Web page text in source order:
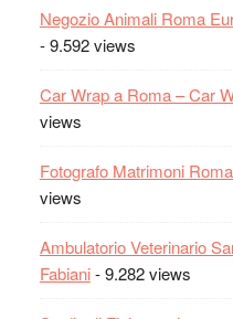
Negozio Animali Roma
- 9.592 views
Car Wrap a Roma – Car
views
Fotografo Matrimoni
views
Ambulatorio Veterinario
Fabiani- 9.282 views